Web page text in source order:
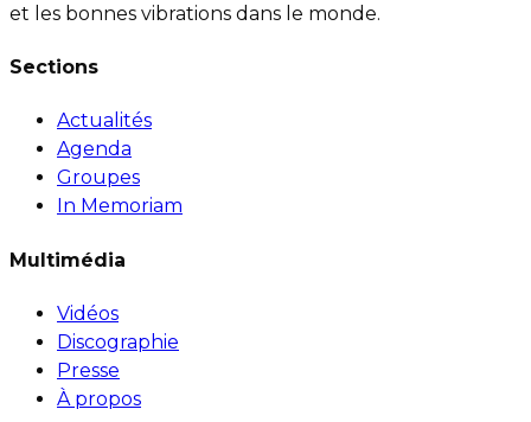
et les bonnes vibrations dans le monde.
Sections
Actualités
Agenda
Groupes
In Memoriam
Multimédia
Vidéos
Discographie
Presse
À propos